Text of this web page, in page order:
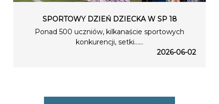
SPORTOWY DZIEŃ DZIECKA W SP 18
Ponad 500 uczniów, kilkanaście sportowych
konkurencji, setki…...
2026-06-02